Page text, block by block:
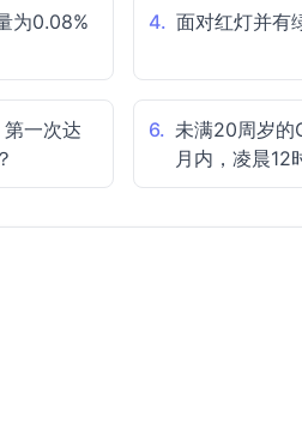
为0.08%
4. 面对红灯并有
一次达
6. 未满20周岁的
月内，凌晨12